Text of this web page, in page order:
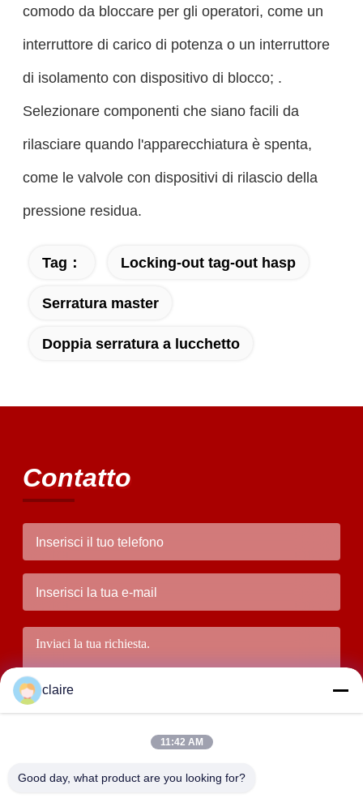
comodo da bloccare per gli operatori, come un
interruttore di carico di potenza o un interruttore
di isolamento con dispositivo di blocco; .
Selezionare componenti che siano facili da
rilasciare quando l'apparecchiatura è spenta,
come le valvole con dispositivi di rilascio della
pressione residua.
Tag： Locking-out tag-out hasp
Serratura master
Doppia serratura a lucchetto
Contatto
claire
11:42 AM
Good day, what product are you looking for?